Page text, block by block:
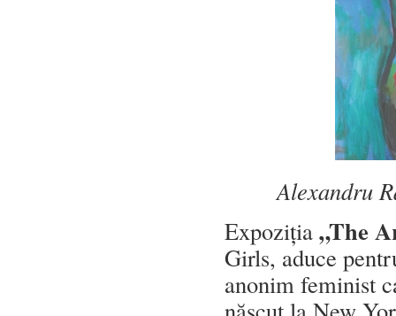
Alexandru
Expoziția „The
Girls, aduce
anonim feminist